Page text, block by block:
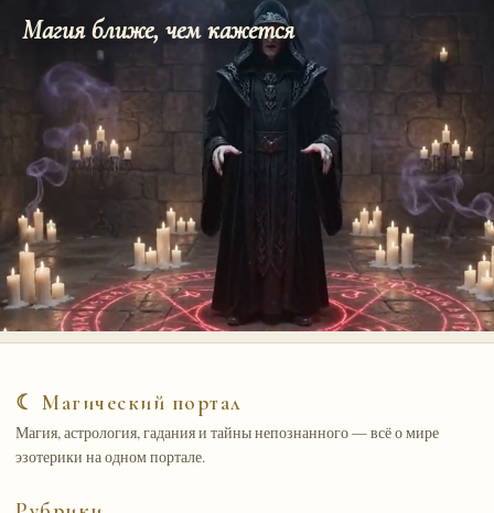
Магия ближе, чем кажется
☾ Магический портал
Магия, астрология, гадания и тайны непознанного — всё о мире
эзотерики на одном портале.